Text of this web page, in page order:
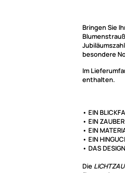
Bringen Sie
besondere
Im
enthalten.
• EIN
• EIN
• EIN
• EIN
• DAS
Die